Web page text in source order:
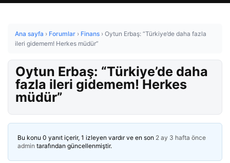
Ana sayfa › Forumlar › Finans › Oytun Erbaş: “Türkiye’de daha fazla
ileri gidemem! Herkes müdür”
Oytun Erbaş: “Türkiye’de daha
fazla ileri gidemem! Herkes
müdür”
Bu konu 0 yanıt içerir, 1 izleyen vardır ve en son 2 ay 3 hafta önce
admin tarafından güncellenmiştir.